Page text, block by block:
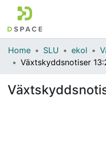
Communities &
All of DSpace
Statistics
Home SLU ekol
Växtskyddsnotiser